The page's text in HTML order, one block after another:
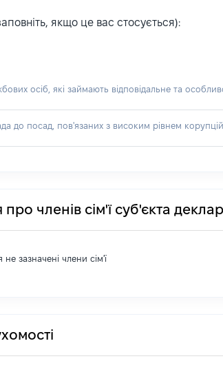
якщо це вас стосується):
осіб, які займають відповідальне та
до посад, пов'язаних з високим рівнем
про членів сім'ї суб'єкта
зазначені члени сім'ї